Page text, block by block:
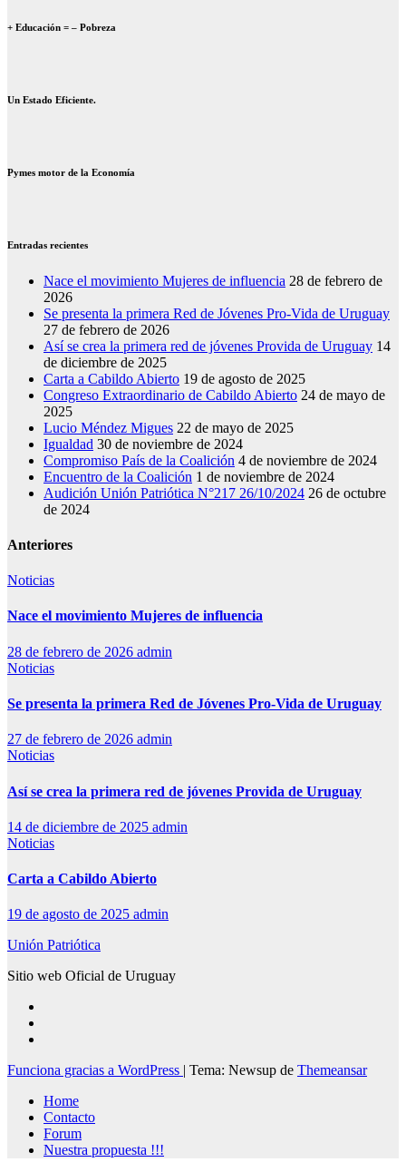
+ Educación = – Pobreza
Un Estado Eficiente.
Pymes motor de la Economía
Entradas recientes
Nace el movimiento Mujeres de influencia 28 de febrero de
2026
Se presenta la primera Red de Jóvenes Pro-Vida de Uruguay
27 de febrero de 2026
Así se crea la primera red de jóvenes Provida de Uruguay 14
de diciembre de 2025
Carta a Cabildo Abierto 19 de agosto de 2025
Congreso Extraordinario de Cabildo Abierto 24 de mayo de
2025
Lucio Méndez Migues 22 de mayo de 2025
Igualdad 30 de noviembre de 2024
Compromiso País de la Coalición 4 de noviembre de 2024
Encuentro de la Coalición 1 de noviembre de 2024
Audición Unión Patriótica N°217 26/10/2024 26 de octubre
de 2024
Anteriores
Noticias
Nace el movimiento Mujeres de influencia
28 de febrero de 2026 admin
Noticias
Se presenta la primera Red de Jóvenes Pro-Vida de Uruguay
27 de febrero de 2026 admin
Noticias
Así se crea la primera red de jóvenes Provida de Uruguay
14 de diciembre de 2025 admin
Noticias
Carta a Cabildo Abierto
19 de agosto de 2025 admin
Unión Patriótica
Sitio web Oficial de Uruguay
Funciona gracias a WordPress | Tema: Newsup de Themeansar
Home
Contacto
Forum
Nuestra propuesta !!!